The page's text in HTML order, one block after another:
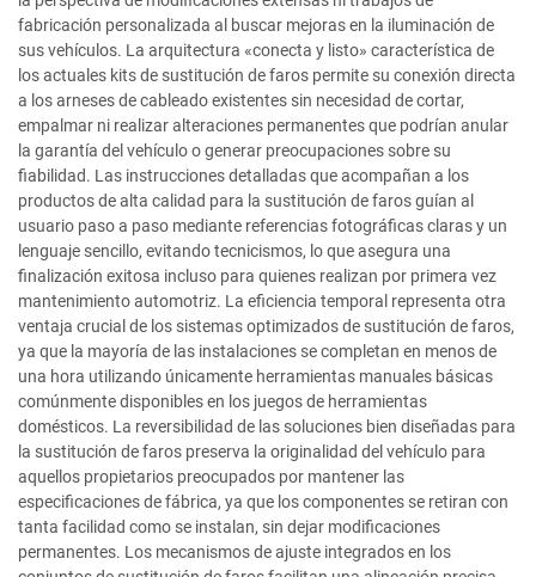
fabricación personalizada al buscar mejoras en la iluminación de
sus vehículos. La arquitectura «conecta y listo» característica de
los actuales kits de sustitución de faros permite su conexión directa
a los arneses de cableado existentes sin necesidad de cortar,
empalmar ni realizar alteraciones permanentes que podrían anular
la garantía del vehículo o generar preocupaciones sobre su
fiabilidad. Las instrucciones detalladas que acompañan a los
productos de alta calidad para la sustitución de faros guían al
usuario paso a paso mediante referencias fotográficas claras y un
lenguaje sencillo, evitando tecnicismos, lo que asegura una
finalización exitosa incluso para quienes realizan por primera vez
mantenimiento automotriz. La eficiencia temporal representa otra
ventaja crucial de los sistemas optimizados de sustitución de faros,
ya que la mayoría de las instalaciones se completan en menos de
una hora utilizando únicamente herramientas manuales básicas
comúnmente disponibles en los juegos de herramientas
domésticos. La reversibilidad de las soluciones bien diseñadas para
la sustitución de faros preserva la originalidad del vehículo para
aquellos propietarios preocupados por mantener las
especificaciones de fábrica, ya que los componentes se retiran con
tanta facilidad como se instalan, sin dejar modificaciones
permanentes. Los mecanismos de ajuste integrados en los